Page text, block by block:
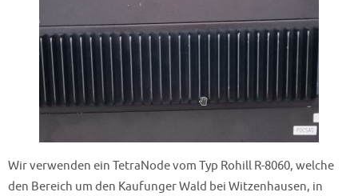
Wir verwenden ein TetraNode vom Typ Rohill R-8060, welche
den Bereich um den Kaufunger Wald bei Witzenhausen, in